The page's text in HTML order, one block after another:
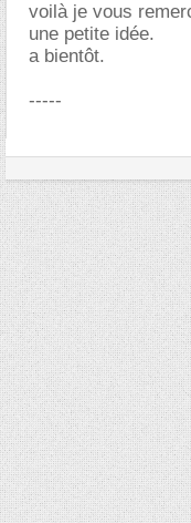
voilà je vous
une petite idée.
a bientôt.
-----